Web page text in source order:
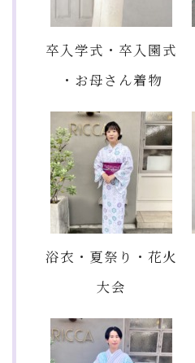
卒入学式・卒入園式
・お母さん着物
浴衣・夏祭り・花火
大会